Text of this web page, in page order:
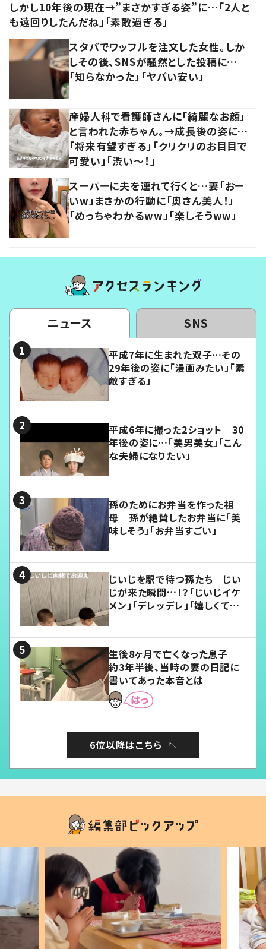
しかし10年後の現在→”まさかすぎる姿”に…「2人と
も遠回りしたんだね」「素敵過ぎる」
スタバでワッフルを注文した女性。しか
しその後、SNSが騒然とした投稿に…
「知らなかった」「ヤバい安い」
産婦人科で看護師さんに「綺麗なお顔」
と言われた赤ちゃん。→成長後の姿に…
「将来有望すぎる」「クリクリのお目目で
可愛い」「渋い～！」
スーパーに夫を連れて行くと…妻「おー
いw」まさかの行動に「奥さん美人！」
「めっちゃわかるww」「楽しそうww」
ニュース SNS
平成7年に生まれた双子…その
29年後の姿に「漫画みたい」「素
敵すぎる」
平成6年に撮った2ショット 30
年後の姿に…「美男美女」「こん
な夫婦になりたい」
孫のためにお弁当を作った祖
母 孫が絶賛したお弁当に「美
味しそう」「お弁当すごい」
じいじを駅で待つ孫たち じい
じが来た瞬間…！？「じいじイケ
メン」「デレッデレ」「嬉しくて可
生後8ヶ月で亡くなった息子
約3年半後、当時の妻の日記に
書いてあった本音とは
6位以降はこちら